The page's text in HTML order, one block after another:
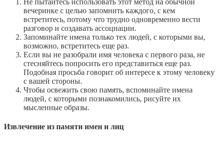
вечеринке с целью запомнить каждого, с кем
встретитесь, потому что трудно одновременно вести
разговор и создавать ассоциации.
Запоминайте имена только тех людей, с которыми вы,
возможно, встретитесь еще раз.
Если вы не разобрали имя человека с первого раза, не
стесняйтесь попросить его представиться еще раз.
Подобная просьба говорит об интересе к этому человеку
с вашей стороны.
Чтобы освежить свою память, вспоминайте имена
людей, с которыми познакомились, рисуйте их
мысленные образы.
Извлечение из памяти имен и лиц